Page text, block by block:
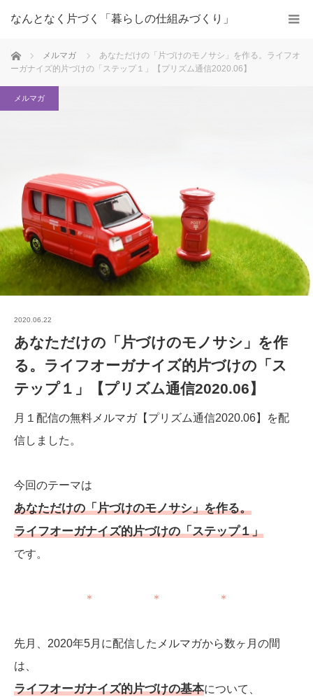
なんとなく片づく「暮らしの仕組みづくり」
ホーム メルマガ
あなただけの「片づけのモノサシ」を作る。ライフオ
ーガナイズ的片づけの「ステップ１」【プリズム通信2020.06】
メルマガ
2020.06.22
あなただけの「片づけのモノサシ」を作
る。ライフオーガナイズ的片づけの「ス
テップ１」【プリズム通信2020.06】
月１配信の無料メルマガ【プリズム通信2020.06】を配
信しました。
今回のテーマは
あなただけの「片づけのモノサシ」を作る。
ライフオーガナイズ的片づけの「ステップ１」
です。
＊ ＊ ＊
先月、2020年5月に配信したメルマガから数ヶ月の間
は、
ライフオーガナイズ的片づけの基本について、